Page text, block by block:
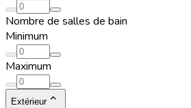
Nombre de salles de bain
Minimum
Maximum
Extérieur